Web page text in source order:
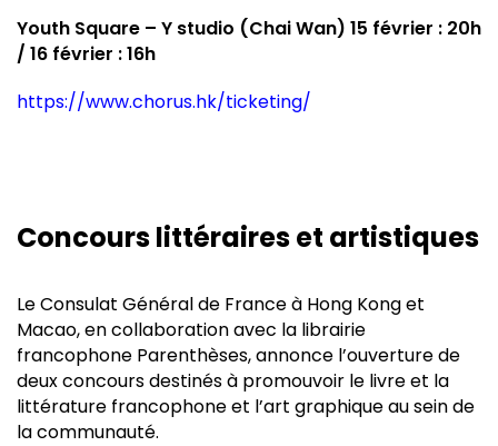
Youth Square – Y studio (Chai Wan) 15 février : 20h
/ 16 février : 16h
https://www.chorus.hk/ticketing/
Concours littéraires et artistiques
Le Consulat Général de France à Hong Kong et
Macao, en collaboration avec la librairie
francophone Parenthèses, annonce l’ouverture de
deux concours destinés à promouvoir le livre et la
littérature francophone et l’art graphique au sein de
la communauté.